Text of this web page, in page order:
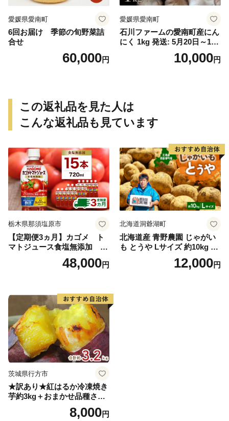
愛媛県愛南町
6回お届け 季節の旬野菜詰
合せ
60,000円
愛媛県愛南町
石川ファームの愛南町産にん
にく 1kg 発送: 5月20日～11
10,000円
この返礼品を見た人は
こんな返礼品も見ています
栃木県那須塩原市
【定期便3ヵ月】カゴメ ト
マトジュース食塩無添加 72
0ml PET×15本 1ケース 毎月
届く 3ヵ月 3回コース ns001-
48,000円
北海道洞爺湖町
北海道産 青野農園 じゃがい
も とうや Lサイズ 約10kg 20
26年10月初旬～12月下旬頃お
届け 先行予約 北海道 ジャガ
12,000円
茨城県行方市
★訳あり★紅はるか冷凍焼き
芋約3kg＋おまかせ品種さつ
まいも 合計約3.2kg｜さつ
まいも サツマイモ さつま芋
8,000円